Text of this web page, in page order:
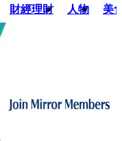
財經理財 人物 美